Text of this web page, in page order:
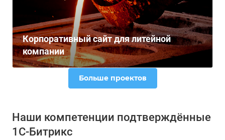
Корпоративный сайт для литейной
компании
Больше проектов
Наши компетенции подтверждённые
1С-Битрикс